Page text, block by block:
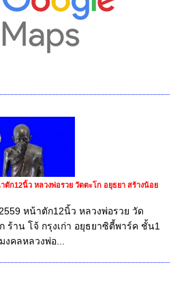
ก12นิ้ว หลวงพ่อรวย วัดตะโก อยุธยา สร้างน้อย
หน้าตัก12นิ้ว หลวงพ่อรวย วัด
ร้าน โจ้ กรุงเก่า อยุธยาซิตี้พาร์ค ชั้น1
งคลหลวงพ่อ...